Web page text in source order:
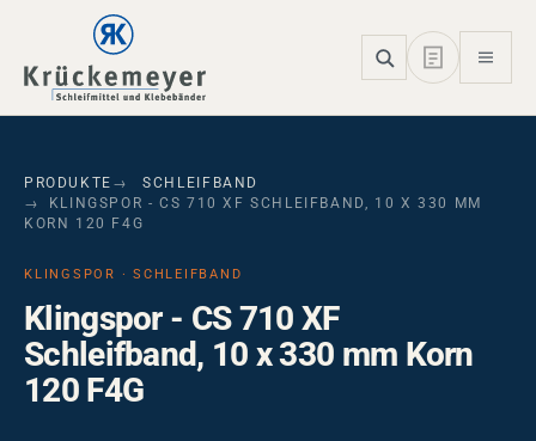
Skip to main navigation
Skip to main content
Skip to page footer
PRODUKTE
SCHLEIFBAND
KLINGSPOR - CS 710 XF SCHLEIFBAND, 10 X 330 MM
KORN 120 F4G
KLINGSPOR · SCHLEIFBAND
Klingspor - CS 710 XF
Schleifband, 10 x 330 mm Korn
120 F4G